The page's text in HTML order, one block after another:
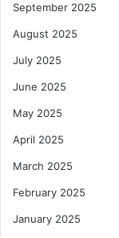
September 2025
August 2025
July 2025
June 2025
May 2025
April 2025
March 2025
February 2025
January 2025